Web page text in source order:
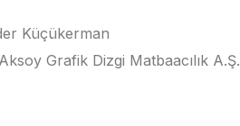
Küçükerman
Grafik Dizgi Matbaacılık A.Ş.